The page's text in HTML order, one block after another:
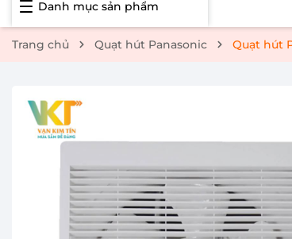
Danh mục sản phẩm
Trang chủ Quạt hút Panasonic Quạt hút